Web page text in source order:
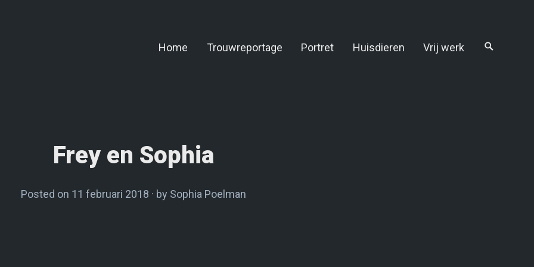
Home
Trouwreportage Portret Huisdieren Vrij werk
Frey en Sophia
Posted on 11 februari 2018 1 by Sophia Poelman